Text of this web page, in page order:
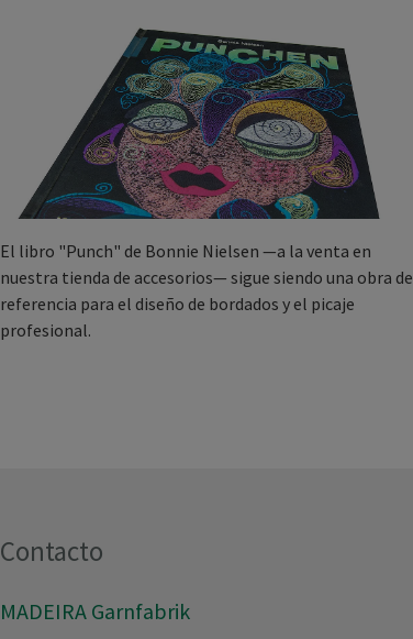
El libro "Punch" de Bonnie Nielsen —a la venta en
nuestra tienda de accesorios— sigue siendo una obra de
referencia para el diseño de bordados y el picaje
profesional.
Contacto
MADEIRA Garnfabrik